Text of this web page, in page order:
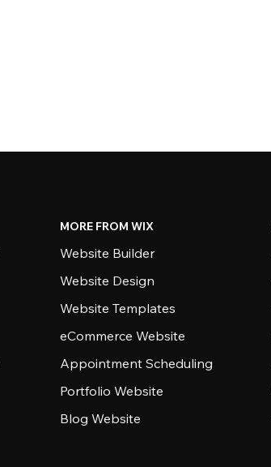
MORE FROM WIX
Website Builder
Website Design
Website Templates
eCommerce Website
Appointment Scheduling
Portfolio Website
Blog Website